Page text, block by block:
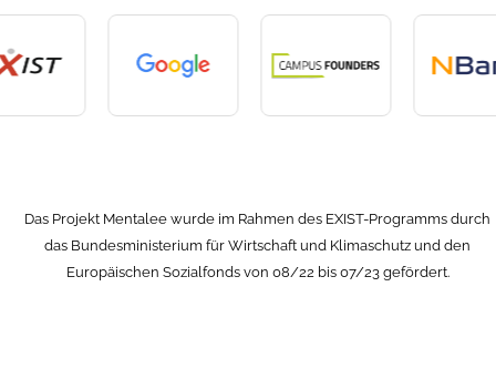
Das Projekt Mentalee wurde im Rahmen des EXIST-Programms durch
das Bundesministerium für Wirtschaft und Klimaschutz und den
Europäischen Sozialfonds von 08/22 bis 07/23 gefördert.